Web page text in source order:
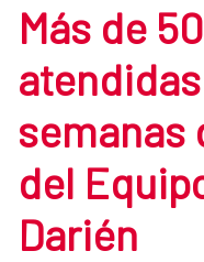
Más de
semanas
del
Darién